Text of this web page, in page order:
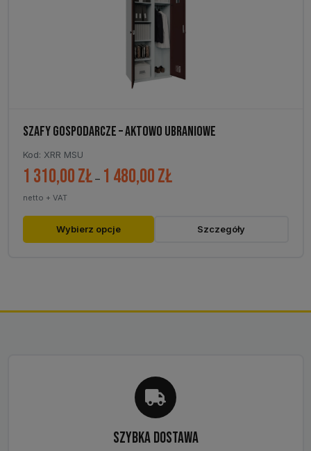
SZAFY GOSPODARCZE – AKTOWO UBRANIOWE
Kod: XRR MSU
1 310,00zł – 1 480,00zł
netto + VAT
Wybierz opcje
Ten
produkt
można
Szczegóły
SZYBKA DOSTAWA